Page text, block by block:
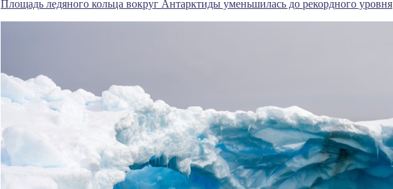
Площадь ледяного кольца вокруг Антарктиды уменьшилась до рекордного уровня